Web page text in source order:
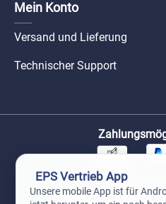
Mein Konto
Versand und Lieferung
Technischer Support
Unsere
EPS Vertrieb App
Unsere mobile App ist für